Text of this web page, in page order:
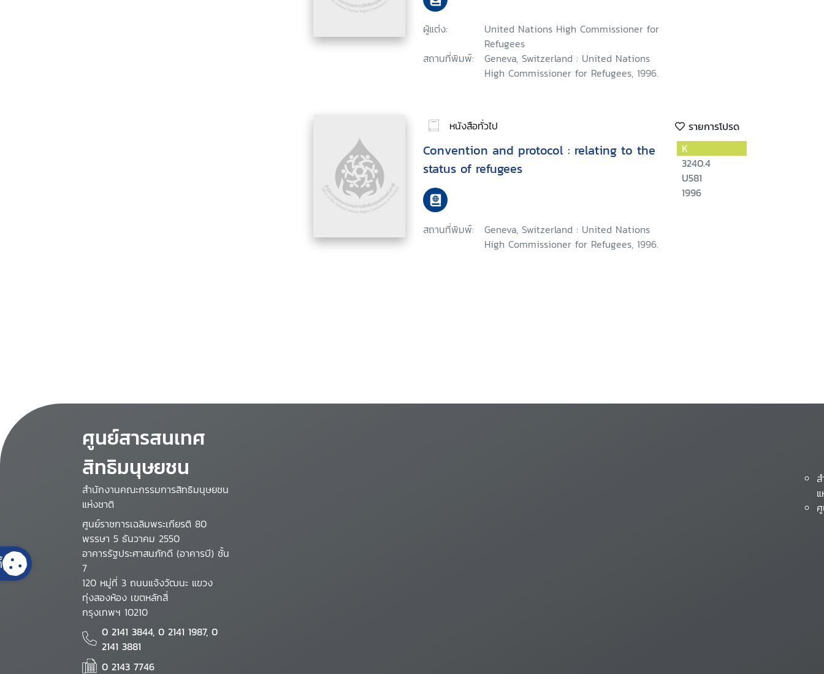
ผู้แต่ง:
United Nations High Commissioner for
Refugees
สถานที่พิมพ์:
Geneva, Switzerland : United Nations
High Commissioner for Refugees, 1996.
หนังสือทั่วไป รายการโปรด
Convention and protocol : relating to the
status of refugees
สถานที่พิมพ์:
Geneva, Switzerland : United Nations
High Commissioner for Refugees, 1996.
K
3240.4
U581
1996
ศูนย์สารสนเทศ
สิทธิมนุษยชน
สำนักงานคณะกรรมการสิทธิมนุษยชน
แห่งชาติ
ศูนย์ราชการเฉลิมพระเกียรติ 80
พรรษา 5 ธันวาคม 2550
อาคารรัฐประศาสนภักดี (อาคารบี) ชั้น
7
120 หมู่ที่ 3 ถนนแจ้งวัฒนะ แขวง
ทุ่งสองห้อง เขตหลักสี่
กรุงเทพฯ 10210
0 2141 3844, 0 2141 1987, 0
2141 3881
0 2143 7746